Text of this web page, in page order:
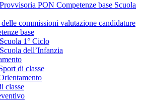
PON Competenze base Scuola
commissioni valutazione candidature
base
1° Ciclo
dell’Infanzia
di classe
classe